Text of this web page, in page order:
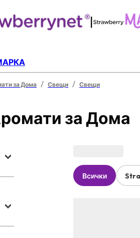
|
за Дома / Свещи / Свещи
за Дома
Всички